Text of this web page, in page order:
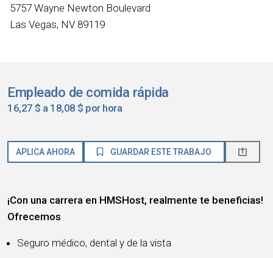
5757 Wayne Newton Boulevard
Las Vegas, NV 89119
Empleado de comida rápida
16,27 $ a 18,08 $ por hora
APLICA AHORA GUARDAR ESTE TRABAJO
¡Con una carrera en HMSHost, realmente te beneficias!
Ofrecemos
Seguro médico, dental y de la vista